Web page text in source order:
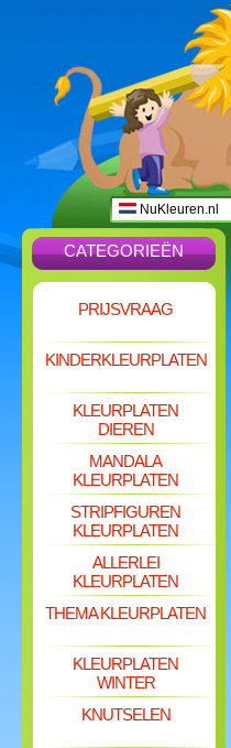
NuKleuren.nl
CATEGORIEËN
PRIJSVRAAG
KINDERKLEURPLATEN
KLEURPLATEN
DIEREN
MANDALA
KLEURPLATEN
STRIPFIGUREN
KLEURPLATEN
ALLERLEI
KLEURPLATEN
THEMA KLEURPLATEN
KLEURPLATEN
WINTER
KNUTSELEN